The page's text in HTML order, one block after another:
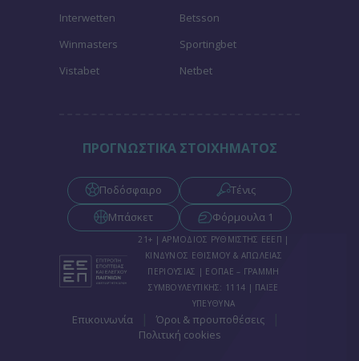
Interwetten
Betsson
Winmasters
Sportingbet
Vistabet
Netbet
ΠΡΟΓΝΩΣΤΙΚΑ ΣΤΟΙΧΗΜΑΤΟΣ
Ποδόσφαιρο
Τένις
Μπάσκετ
Φόρμουλα 1
21+ | ΑΡΜΟΔΙΟΣ ΡΥΘΜΙΣΤΗΣ ΕΕΕΠ |
ΚΙΝΔΥΝΟΣ ΕΘΙΣΜΟΥ & ΑΠΩΛΕΙΑΣ
ΠΕΡΙΟΥΣΙΑΣ | ΕΟΠΑΕ – ΓΡΑΜΜΗ
ΣΥΜΒΟΥΛΕΥΤΙΚΗΣ: 1114 | ΠΑΙΞΕ
ΥΠΕΥΘΥΝΑ
Επικοινωνία Όροι & προυποθέσεις
Πολιτική cookies